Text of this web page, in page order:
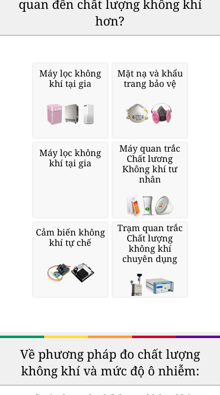
quan đến chất lượng không khí
hơn?
Máy lọc không
khí tại gia
Mặt nạ và khẩu
trang bảo vệ
Máy lọc không
khí tại gia
Máy quan trắc
Chất lương
Không khí tư
nhân
Cảm biến không
khí tự chế
Trạm quan trắc
Chất lượng
không khí
chuyên dụng
Về phương pháp đo chất lượng
không khí và mức độ ô nhiễm: